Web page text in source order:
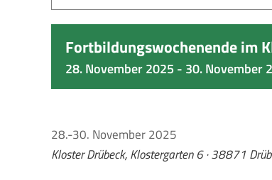
Fortbildungswochenende im
28. November 2025 - 30. November
28.-30. November 2025
Kloster Drübeck, Klostergarten 6 · 38871